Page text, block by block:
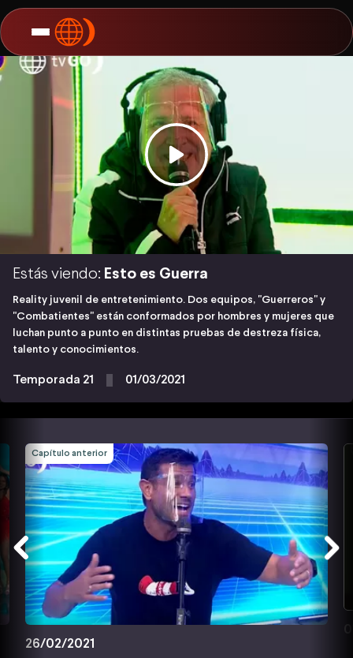
Estás viendo: Esto es Guerra
Reality juvenil de entretenimiento. Dos equipos, "Guerreros" y
"Combatientes" están conformados por hombres y mujeres que
luchan punto a punto en distintas pruebas de destreza física,
talento y conocimientos.
Temporada 21 01/03/2021
Capítulo anterior
26/02/2021